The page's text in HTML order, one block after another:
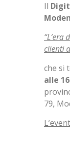
Il
clienti
che si
alle
79,